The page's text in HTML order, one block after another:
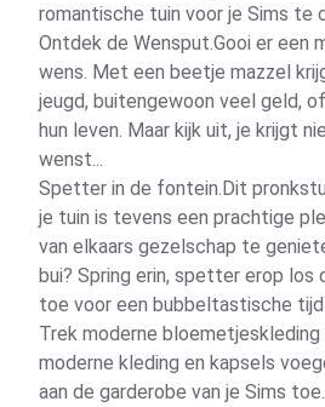
romantische tuin voor je Sims te
Ontdek de Wensput.Gooi er een
wens. Met een beetje mazzel
jeugd, buitengewoon veel geld,
hun leven. Maar kijk uit, je krijgt
wenst...
Spetter in de fontein.Dit
je tuin is tevens een prachtige
van elkaars gezelschap te
bui? Spring erin, spetter erop
toe voor een bubbeltastische
Trek moderne bloemetjeskleding
moderne kleding en kapsels
aan de garderobe van je Sims toe.